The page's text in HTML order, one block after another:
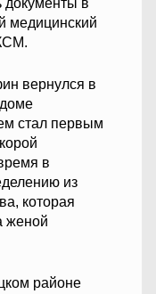
документы в
медицинский
вернулся в
стал первым
в
из
которая
женой
районе